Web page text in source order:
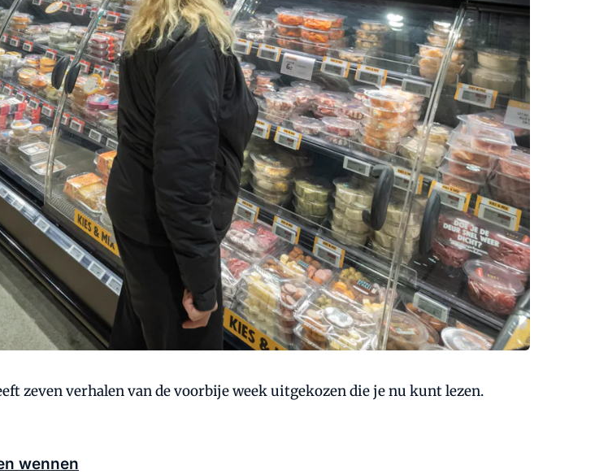
zeven verhalen van de voorbije week uitgekozen die je nu kunt lezen.
wennen